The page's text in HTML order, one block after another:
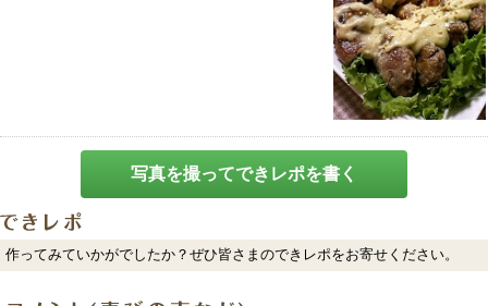
写真を撮ってできレポを書く
作ってみていかがでしたか？ぜひ皆さまのできレポをお寄せください。